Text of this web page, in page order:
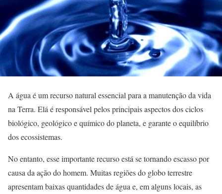
A água é um recurso natural essencial para a manutenção da vida
na Terra. Elá é responsável pelos principais aspectos dos ciclos
biológico, geológico e químico do planeta, e garante o equilíbrio
dos ecossistemas.
No entanto, esse importante recurso está se tornando escasso por
causa da ação do homem. Muitas regiões do globo terrestre
apresentam baixas quantidades de água e, em alguns locais, as